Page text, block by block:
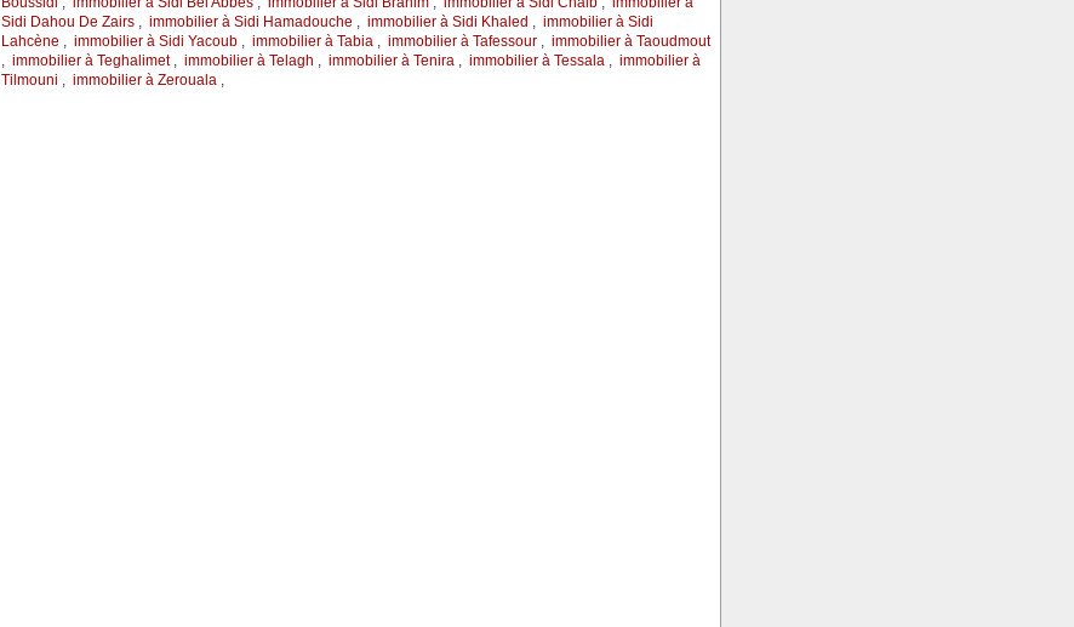
Sidi Dahou De Zairs, immobilier à Sidi Hamadouche , immobilier à Sidi Khaled , immobilier à Sidi
Lahcène , immobilier à Sidi Yacoub, immobilier à Tabia, immobilier à Tafessour, immobilier à Taoudmout
, immobilier à Teghalimet, immobilier à Telagh , immobilier à Tenira, immobilier à Tessala, immobilier à
Tilmouni , immobilier à Zerouala,